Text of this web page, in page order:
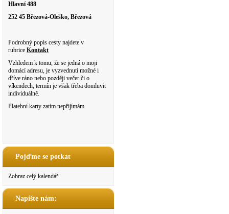
Hlavní 488
252 45 Březová-Oleško, Březová
Podrobný popis cesty najdete v
rubrice Kontakt
Vzhledem k tomu, že se jedná o moji
domácí adresu, je vyzvednutí možné i
dříve ráno nebo později večer či o
víkendech, termín je však třeba domluvit
individuálně.
Platební karty zatím nepřijímám.
Pojďme se potkat
Zobraz celý kalendář
Napište nám: